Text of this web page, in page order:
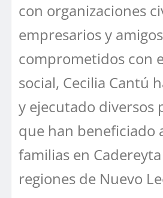
con organizaciones
empresarios y amigos
comprometidos con
social, Cecilia Cantú
y ejecutado diversos
que han beneficiado
familias en
regiones de Nuevo